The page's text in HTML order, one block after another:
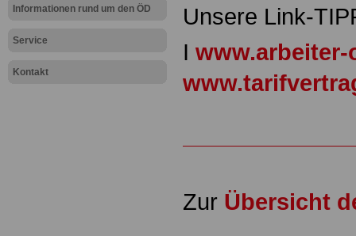
Informationen rund um den ÖD
Service
Kontakt
Unsere Link-
I www.arbeiter-
Zur Übersicht